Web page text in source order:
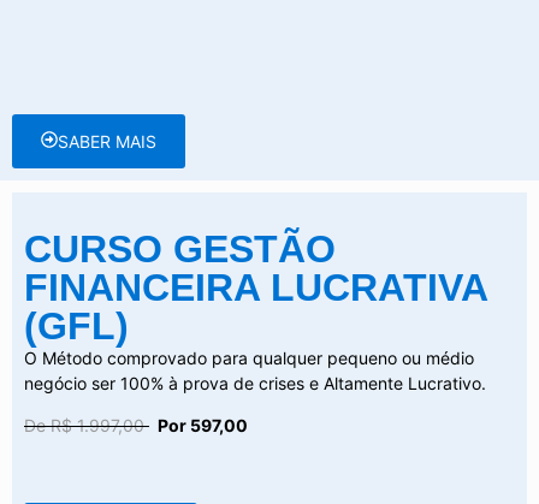
SABER MAIS
CURSO GESTÃO
FINANCEIRA LUCRATIVA
(GFL)
O Método comprovado para qualquer pequeno ou médio
negócio ser 100% à prova de crises e Altamente Lucrativo.
De R$ 1.997,00 Por 597,00